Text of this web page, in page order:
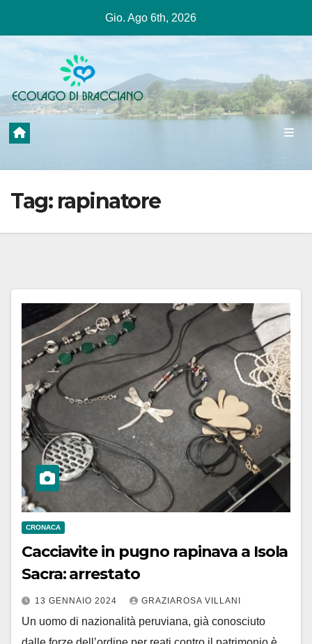
contenuto
Gio. Ago 6th, 2026
Tag: rapinatore
CRONACA
Cacciavite in pugno rapinava a Isola
Sacra: arrestato
13 GENNAIO 2024 GRAZIAROSA VILLANI
Un uomo di nazionalità peruviana, già conosciuto